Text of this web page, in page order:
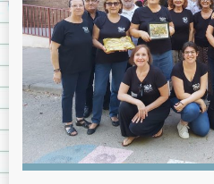
Menjador
Normes del menjador.
Menús del menjador.
Model de tíquet de menjador.
AMPA
ITACA
ITACA per les famílies